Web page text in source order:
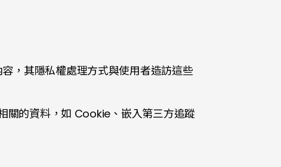
，其隱私權處理方式與使用者造訪這些
關的資料，如 Cookie、嵌入第三方追蹤